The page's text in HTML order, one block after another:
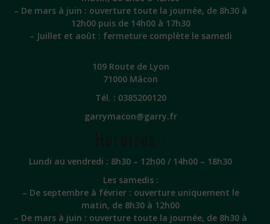
– De mars à juin : ouverture toute la journée, de 8h30 à
12h00 puis de 14h00 à 17h30
– Juillet et août : fermeture complète le samedi
109 Route de Lyon
71000 Mâcon
Tél. : 0385200120
garrymacon@garry.fr
Lundi au vendredi : 8h30 – 12h00 / 14h00 – 18h30
Les samedis :
– De septembre à février : ouverture uniquement le
matin, de 8h30 à 12h00
– De mars à juin : ouverture toute la journée, de 8h30 à